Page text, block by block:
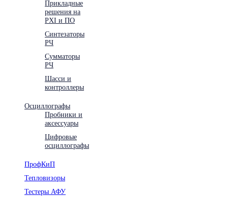
Прикладные
решения на
PXI и ПО
Синтезаторы
РЧ
Сумматоры
РЧ
Шасси и
контроллеры
Осциллографы
Пробники и
аксессуары
Цифровые
осциллографы
ПрофКиП
Тепловизоры
Тестеры АФУ